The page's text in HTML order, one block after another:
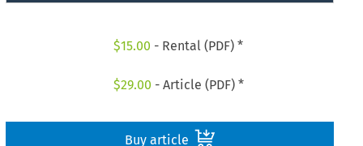
$15.00 - Rental (PDF) *
$29.00 - Article (PDF) *
Buy article